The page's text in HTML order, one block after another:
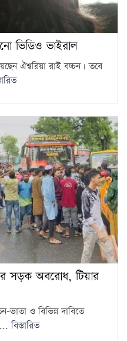
ভিডিও ভাইরাল
ঐশ্বরিয়া রাই বচ্চন। তবে
সড়ক অবরোধ, টিয়ার
ভাতা ও বিভিন্ন দাবিতে
বিস্তারিত